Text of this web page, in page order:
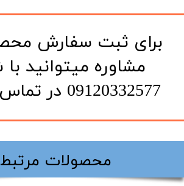
​برای ثبت سفارش
مشاوره میتوانید با
09120332577 در تماس باشید.
​محصولات مرتبط